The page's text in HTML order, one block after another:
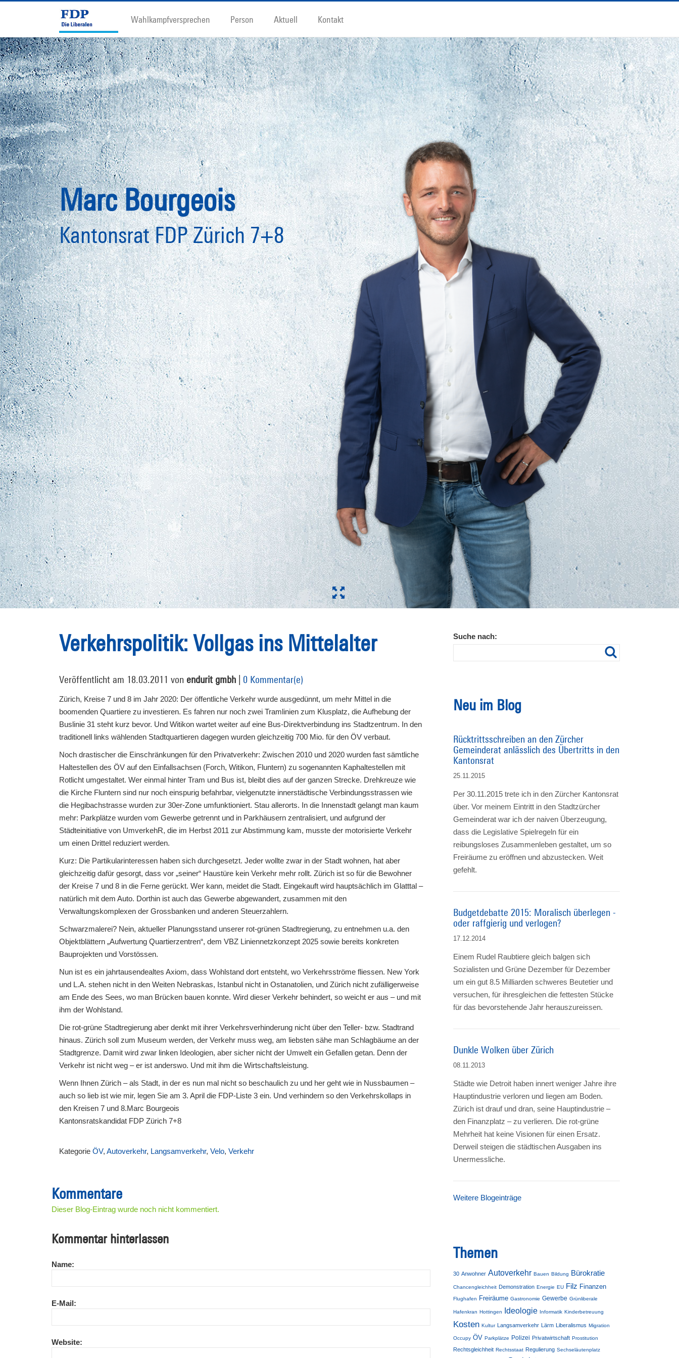
Wahlkampfversprechen Person Aktuell Kontakt
Marc Bourgeois
Kantonsrat FDP Zürich 7+8
Verkehrspolitik: Vollgas ins Mittelalter
Veröffentlicht am 18.03.2011 von endurit gmbh 0 Kommentar(e)
Zürich, Kreise 7 und 8 im Jahr 2020: Der öffentliche Verkehr wurde ausgedünnt, um mehr Mittel in die
boomenden Quartiere zu investieren. Es fahren nur noch zwei Tramlinien zum Klusplatz, die Aufhebung der
Buslinie 31 steht kurz bevor. Und Witikon wartet weiter auf eine Bus-Direktverbindung ins Stadtzentrum. In den
traditionell links wählenden Stadtquartieren dagegen wurden gleichzeitig 700 Mio. für den ÖV verbaut.
Noch drastischer die Einschränkungen für den Privatverkehr: Zwischen 2010 und 2020 wurden fast sämtliche
Haltestellen des ÖV auf den Einfallsachsen (Forch, Witikon, Fluntern) zu sogenannten Kaphaltestellen mit
Rotlicht umgestaltet. Wer einmal hinter Tram und Bus ist, bleibt dies auf der ganzen Strecke. Drehkreuze wie
die Kirche Fluntern sind nur noch einspurig befahrbar, vielgenutzte innerstädtische Verbindungsstrassen wie
die Hegibachstrasse wurden zur 30er-Zone umfunktioniert. Stau allerorts. In die Innenstadt gelangt man kaum
mehr: Parkplätze wurden vom Gewerbe getrennt und in Parkhäusern zentralisiert, und aufgrund der
Städteinitiative von UmverkehR, die im Herbst 2011 zur Abstimmung kam, musste der motorisierte Verkehr
um einen Drittel reduziert werden.
Kurz: Die Partikularinteressen haben sich durchgesetzt. Jeder wollte zwar in der Stadt wohnen, hat aber
gleichzeitig dafür gesorgt, dass vor „seiner“ Haustüre kein Verkehr mehr rollt. Zürich ist so für die Bewohner
der Kreise 7 und 8 in die Ferne gerückt. Wer kann, meidet die Stadt. Eingekauft wird hauptsächlich im Glatttal –
natürlich mit dem Auto. Dorthin ist auch das Gewerbe abgewandert, zusammen mit den
Verwaltungskomplexen der Grossbanken und anderen Steuerzahlern.
Schwarzmalerei? Nein, aktueller Planungsstand unserer rot-grünen Stadtregierung, zu entnehmen u.a. den
Objektblättern „Aufwertung Quartierzentren“, dem VBZ Liniennetzkonzept 2025 sowie bereits konkreten
Bauprojekten und Vorstössen.
Nun ist es ein jahrtausendealtes Axiom, dass Wohlstand dort entsteht, wo Verkehrsströme fliessen. New York
und L.A. stehen nicht in den Weiten Nebraskas, Istanbul nicht in Ostanatolien, und Zürich nicht zufälligerweise
am Ende des Sees, wo man Brücken bauen konnte. Wird dieser Verkehr behindert, so weicht er aus – und mit
ihm der Wohlstand.
Die rot-grüne Stadtregierung aber denkt mit ihrer Verkehrsverhinderung nicht über den Teller- bzw. Stadtrand
hinaus. Zürich soll zum Museum werden, der Verkehr muss weg, am liebsten sähe man Schlagbäume an der
Stadtgrenze. Damit wird zwar linken Ideologien, aber sicher nicht der Umwelt ein Gefallen getan. Denn der
Verkehr ist nicht weg – er ist anderswo. Und mit ihm die Wirtschaftsleistung.
Wenn Ihnen Zürich – als Stadt, in der es nun mal nicht so beschaulich zu und her geht wie in Nussbaumen –
auch so lieb ist wie mir, legen Sie am 3. April die FDP-Liste 3 ein. Und verhindern so den Verkehrskollaps in
den Kreisen 7 und 8.Marc Bourgeois
Kantonsratskandidat FDP Zürich 7+8
Kategorie ÖV, Autoverkehr, Langsamverkehr, Velo, Verkehr
Kommentare
Dieser Blog-Eintrag wurde noch nicht kommentiert.
Kommentar hinterlassen
Name:
E-Mail:
Website:
Suche nach:
Neu im Blog
Rücktrittsschreiben an den Zürcher
Gemeinderat anlässlich des Übertritts in den
Kantonsrat
25.11.2015
Per 30.11.2015 trete ich in den Zürcher Kantonsrat
über. Vor meinem Eintritt in den Stadtzürcher
Gemeinderat war ich der naiven Überzeugung,
dass die Legislative Spielregeln für ein
reibungsloses Zusammenleben gestaltet, um so
Freiräume zu eröffnen und abzustecken. Weit
gefehlt.
Budgetdebatte 2015: Moralisch überlegen -
oder raffgierig und verlogen?
17.12.2014
Einem Rudel Raubtiere gleich balgen sich
Sozialisten und Grüne Dezember für Dezember
um ein gut 8.5 Milliarden schweres Beutetier und
versuchen, für ihresgleichen die fettesten Stücke
für das bevorstehende Jahr herauszureissen.
Dunkle Wolken über Zürich
08.11.2013
Städte wie Detroit haben innert weniger Jahre ihre
Hauptindustrie verloren und liegen am Boden.
Zürich ist drauf und dran, seine Hauptindustrie –
den Finanzplatz – zu verlieren. Die rot-grüne
Mehrheit hat keine Visionen für einen Ersatz.
Derweil steigen die städtischen Ausgaben ins
Unermessliche.
Weitere Blogeinträge
Themen
30 Anwohner Autoverkehr Bauen Bildung Bürokratie
Chancengleichheit Demonstration Energie EU Filz Finanzen
Flughafen Freiräume Gastronomie Gewerbe Grünliberale
Hafenkran Hottingen Ideologie Informatik Kinderbetreuung
Kosten Kultur Langsamverkehr Lärm Liberalismus Migration
Occupy ÖV Parkplätze Polizei Privatwirtschaft Prostitution
Rechtsgleichheit Rechtsstaat Regulierung Sechseläutenplatz